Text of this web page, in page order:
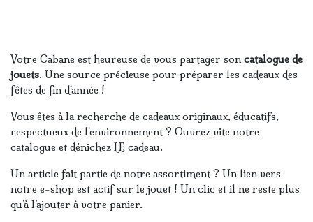
Votre Cabane est heureuse de vous partager soncatalogue de
jouets. Une source précieuse pour préparer les cadeaux des
fêtes de fin d'année !
Vous êtes à la recherche de cadeaux originaux, éducatifs,
respectueux de l'environnement ? Ouvrez vite notre
catalogue et dénichez LE cadeau.
Un article fait partie de notre assortiment ? Un lien vers
notre e-shop est actif sur le jouet ! Un clic et il ne reste plus
qu’à l’ajouter à votre panier.